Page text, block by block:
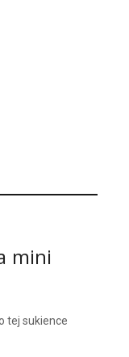
mini
tej sukience